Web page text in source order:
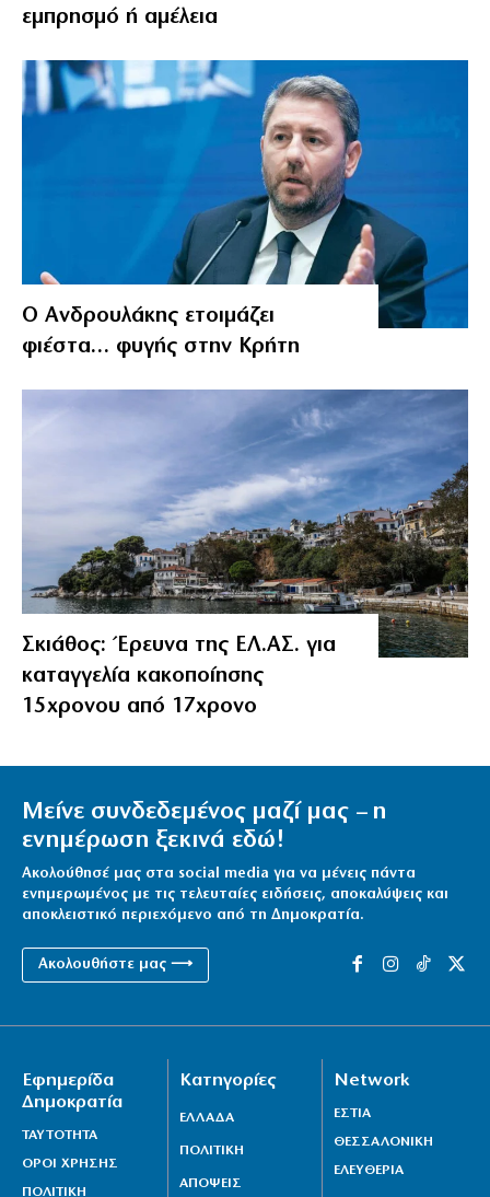
εμπρησμό ή αμέλεια
Ο Ανδρουλάκης ετοιμάζει
φιέστα… φυγής στην Κρήτη
Σκιάθος: Έρευνα της ΕΛ.ΑΣ. για
καταγγελία κακοποίησης
15χρονου από 17χρονο
Μείνε συνδεδεμένος μαζί μας – η
ενημέρωση ξεκινά εδώ!
Ακολούθησέ μας στα social media για να μένεις πάντα
ενημερωμένος με τις τελευταίες ειδήσεις, αποκαλύψεις και
αποκλειστικό περιεχόμενο από τη Δημοκρατία.
Ακολουθήστε μας ⟶
Εφημερίδα
Δημοκρατία
ΤΑΥΤΟΤΗΤΑ
ΟΡΟΙ ΧΡΗΣΗΣ
ΠΟΛΙΤΙΚΗ
Κατηγορίες
ΕΛΛΑΔΑ
ΠΟΛΙΤΙΚΗ
ΑΠΟΨΕΙΣ
Network
ΕΣΤΙΑ
ΘΕΣΣΑΛΟΝΙΚΗ
ΕΛΕΥΘΕΡΙΑ